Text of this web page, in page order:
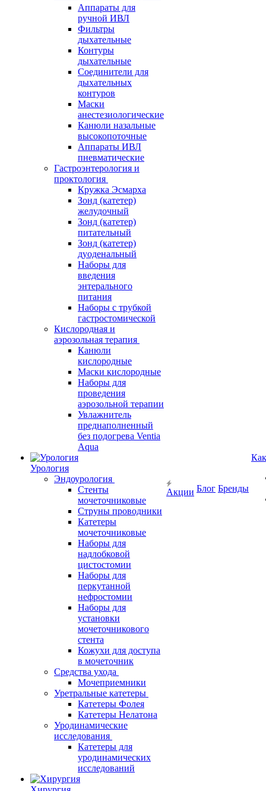
Аппараты для
ручной ИВЛ
Фильтры
дыхательные
Контуры
дыхательные
Соединители для
дыхательных
контуров
Маски
анестезиологические
Канюли назальные
высокопоточные
Аппараты ИВЛ
пневматические
Гастроэнтерология и
проктология
Кружка Эсмарха
Зонд (катетер)
желудочный
Зонд (катетер)
питательный
Зонд (катетер)
дуоденальный
Наборы для
введения
энтерального
питания
Наборы с трубкой
гастростомической
Кислородная и
аэрозольная терапия
Канюли
кислородные
Маски кислородные
Наборы для
проведения
аэрозольной терапии
Увлажнитель
преднаполненный
без подогрева Ventia
Aqua
Урология
Эндоурология
Стенты
мочеточниковые
Струны проводники
Катетеры
мочеточниковые
Наборы для
надлобковой
цистостомии
Наборы для
перкутанной
нефростомии
Наборы для
установки
мочеточникового
стента
Кожухи для доступа
в мочеточник
Средства ухода
Мочеприемники
Уретральные катетеры
Катетеры Фолея
Катетеры Нелатона
Уродинамические
исследования
Катетеры для
уродинамических
исследований
Акции Блог Бренды